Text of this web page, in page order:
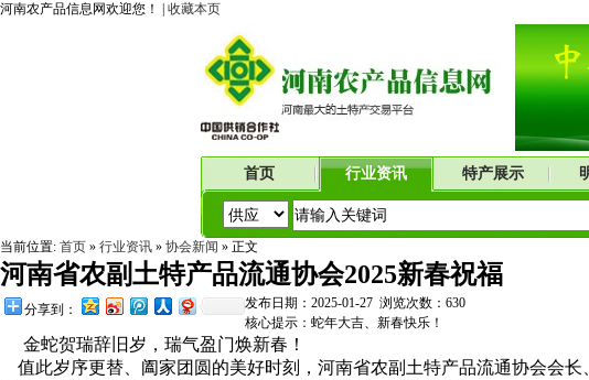
河南农产品信息网欢迎您！ | 收藏本页
首页 行业资讯 特产展示
当前位置: 首页 » 行业资讯 » 协会新闻 » 正文
河南省农副土特产品流通协会2025新春祝福
分享到： 发布日期：2025-01-27 浏览次数： 630
核心提示：蛇年大吉、新春快乐！
金蛇贺瑞辞旧岁，瑞气盈门焕新春！
值此岁序更替、阖家团圆的美好时刻，河南省农副土特产品流通协会会